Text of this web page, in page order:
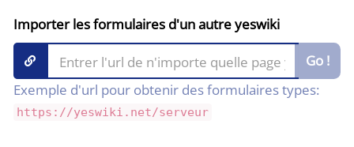
Importer les formulaires d'un autre yeswiki
Go !
Exemple d'url pour obtenir des formulaires types:
https://yeswiki.net/serveur